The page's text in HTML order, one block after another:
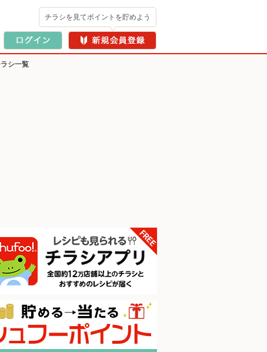
チラシを見てポイントを貯めよう
シ一覧